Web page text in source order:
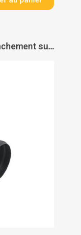
Té équerre Bioten pour branchement sur poêle - TEN